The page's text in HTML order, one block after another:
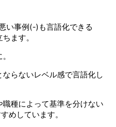
い事例(-)も言語化できる
ます。
らないレベル感で言語化し
種によって基準を分けない
めしています。